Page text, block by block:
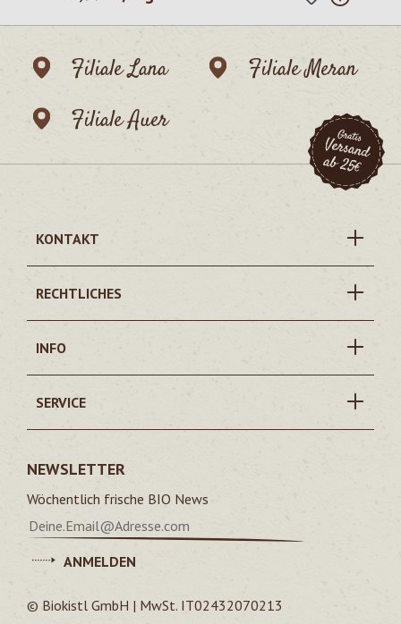
Filiale Lana
Filiale Meran
Filiale Auer
KONTAKT
RECHTLICHES
INFO
SERVICE
NEWSLETTER
Wöchentlich frische BIO News
ANMELDEN
© Biokistl GmbH | MwSt. IT02432070213